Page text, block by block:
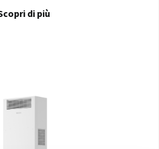
di più